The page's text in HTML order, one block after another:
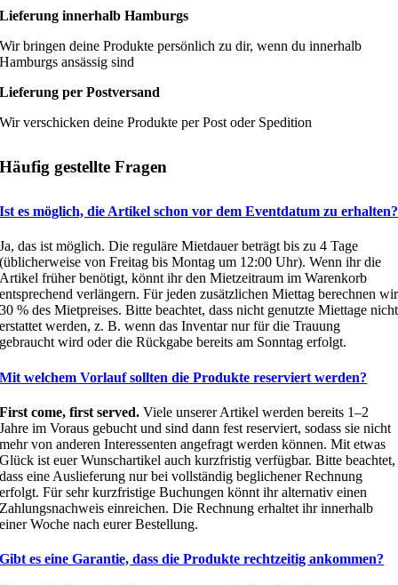
Lieferung innerhalb Hamburgs
Wir bringen deine Produkte persönlich zu dir, wenn du innerhalb
Hamburgs ansässig sind
Lieferung per Postversand
Wir verschicken deine Produkte per Post oder Spedition
Häufig gestellte Fragen
Ist es möglich, die Artikel schon vor dem Eventdatum zu erhalten?
Ja, das ist möglich. Die reguläre Mietdauer beträgt bis zu 4 Tage
(üblicherweise von Freitag bis Montag um 12:00 Uhr). Wenn ihr die
Artikel früher benötigt, könnt ihr den Mietzeitraum im Warenkorb
entsprechend verlängern. Für jeden zusätzlichen Miettag berechnen wir
30 % des Mietpreises. Bitte beachtet, dass nicht genutzte Miettage nicht
erstattet werden, z. B. wenn das Inventar nur für die Trauung
gebraucht wird oder die Rückgabe bereits am Sonntag erfolgt.
Mit welchem Vorlauf sollten die Produkte reserviert werden?
First come, first served. Viele unserer Artikel werden bereits 1–2
Jahre im Voraus gebucht und sind dann fest reserviert, sodass sie nicht
mehr von anderen Interessenten angefragt werden können. Mit etwas
Glück ist euer Wunschartikel auch kurzfristig verfügbar. Bitte beachtet,
dass eine Auslieferung nur bei vollständig beglichener Rechnung
erfolgt. Für sehr kurzfristige Buchungen könnt ihr alternativ einen
Zahlungsnachweis einreichen. Die Rechnung erhaltet ihr innerhalb
einer Woche nach eurer Bestellung.
Gibt es eine Garantie, dass die Produkte rechtzeitig ankommen?